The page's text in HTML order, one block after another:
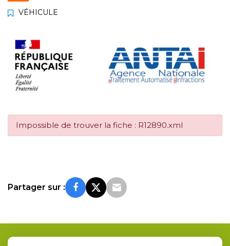
VÉHICULE
Impossible de trouver la fiche : R12890.xml
Partager sur :